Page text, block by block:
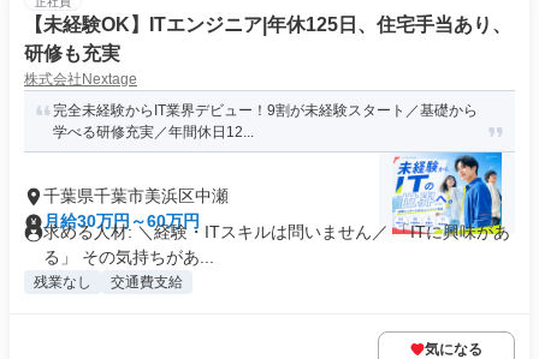
【未経験OK】ITエンジニア|年休125日、住宅手当あり、
研修も充実
株式会社Nextage
完全未経験からIT業界デビュー！9割が未経験スタート／基礎から
学べる研修充実／年間休日12...
千葉県千葉市美浜区中瀬
月給30万円～60万円
求める人材: ＼経験・ITスキルは問いません／ 「ITに興味があ
る」 その気持ちがあ...
残業なし 交通費支給
気になる